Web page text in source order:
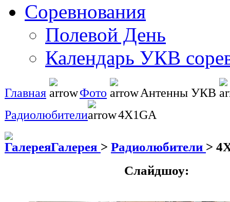
Соревнования
Полевой День
Календарь УКВ
Главная Фото
Антенны УКВ
Радиолюбители
4X1GA
Галерея > Радиолюбители >
Слайдшоу: